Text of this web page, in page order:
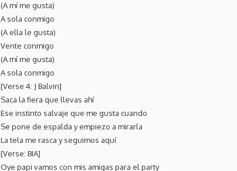
(A mí me gusta)
A sola conmigo
(A ella le gusta)
Vente conmigo
(A mí me gusta)
A sola conmigo
[Verse 4: J Balvin]
Saca la fiera que llevas ahí
Ese instinto salvaje que me gusta cuando
Se pone de espalda y empiezo a mirarla
La tela me rasca y seguimos aquí
[Verse: BIA]
Oye papi vamos con mis amigas para el party